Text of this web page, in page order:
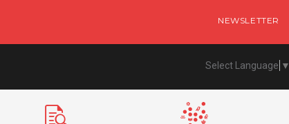
NEWSLETTER
Select Language ▼